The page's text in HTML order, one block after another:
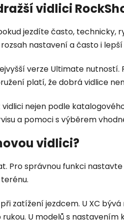
vidlici
jezdíte často,
nastavení a často i
verze Ultimate
platí, že dobrá vidlice
nejen podle
a pomoci s výběrem
vidlici?
Pro správnou funkci
zatížení jezdcem. U XC
U modelů s